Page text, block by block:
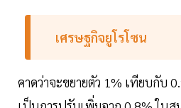
เศรษฐกิจยูโรโซน
คาดว่าจะขยายตัว 1% เทียบกับ